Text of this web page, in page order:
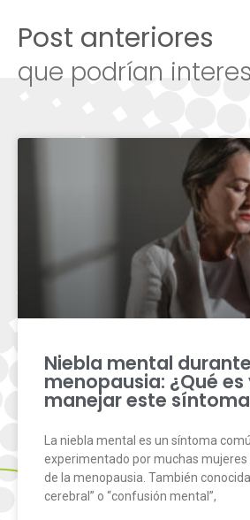
Post anteriores
que podrían
Niebla mental
menopausia: ¿Qué
manejar este
La niebla mental es un síntoma
experimentado por muchas
de la menopausia. También
cerebral” o “confusión mental”,